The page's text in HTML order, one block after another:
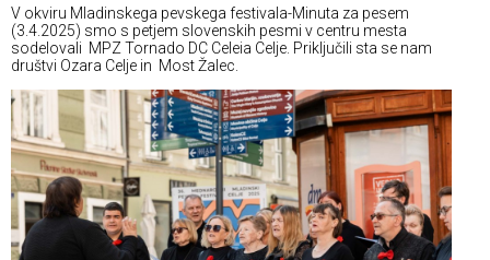
V okviru Mladinskega pevskega festivala-Minuta za pesem
(3.4.2025) smo s petjem slovenskih pesmi v centru mesta
sodelovali MPZ Tornado DC Celeia Celje. Priključili sta se nam
društvi Ozara Celje in Most Žalec.